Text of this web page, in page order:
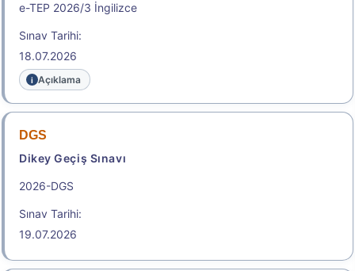
e-TEP 2026/3 İngilizce
Sınav Tarihi:
18.07.2026
Açıklama
DGS
Dikey Geçiş Sınavı
2026-DGS
Sınav Tarihi:
19.07.2026